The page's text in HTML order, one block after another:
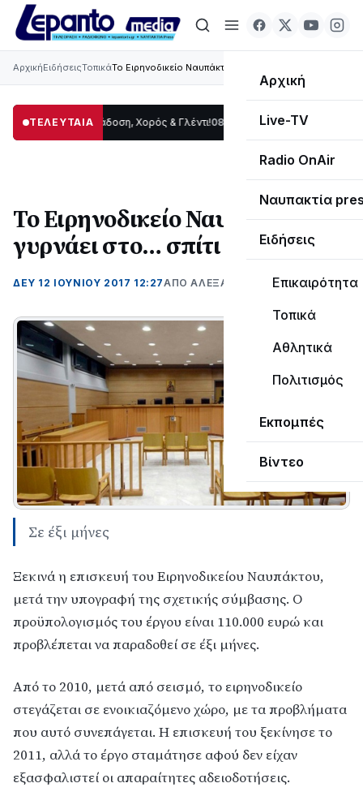
Αρχική
Live-TV
Radio OnAir
Ναυπακτία
Ειδήσεις
Επικαιρότητα
Τοπικά
Αθλητικά
Πολιτισμός
Εκπομπές
Βίντεο
ΑρχικήΕιδήσειςΤοπικάΤο Ειρηνοδικείο Ναυπάκτου γυρνάει στο… σπίτι του
ΤΕΛΕΥΤΑΙΑ
Παράδοση, Χορός & Γλέντι! 08:41 ΤΟ ΠΑΡΤΥ ΣΥΝΕΧΙΖΕΤΑΙ…
Το Ειρηνοδικείο Ναυπάκτου
γυρνάει στο… σπίτι του
ΔΕΥ 12 ΙΟΥΝΊΟΥ 2017 12:27ΑΠΌ ΑΛΈΞΑΝΔΡΟΣ ΚΟΓΚΌΛΗΣ
Σε έξι μήνες
Ξεκινά η επισκευή του Ειρηνοδικείου Ναυπάκτου,
μετά την υπογραφή της σχετικής σύμβασης. Ο
προϋπολογισμός του έργου είναι 110.000 ευρώ και
προβλέπεται να παραδοθεί σε έξι μήνες.
Από το 2010, μετά από σεισμό, το ειρηνοδικείο
στεγάζεται σε ενοικιαζόμενο χώρο, με τα προβλήματα
που αυτό συνεπάγεται. Η επισκευή του ξεκίνησε το
2011, αλλά το έργο σταμάτησε αφού δεν είχαν
εξασφαλιστεί οι απαραίτητες αδειοδοτήσεις.